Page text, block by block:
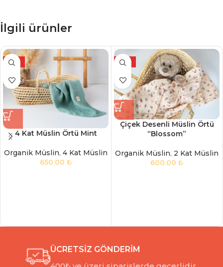
İlgili ürünler
YENİ
4 Kat Müslin Örtü Mint
Organik Müslin, 4 Kat Müslin
650.00 ₺
YENİ
Çiçek Desenli Müslin Örtü
“Blossom”
Organik Müslin, 2 Kat Müslin
600.00 ₺
ÜCRETSİZ GÖNDERİM